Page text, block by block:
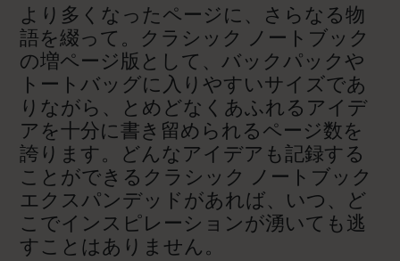
より多くなったページに、さらなる物
語を綴って。クラシック ノートブック
の増ページ版として、バックパックや
トートバッグに入りやすいサイズであ
りながら、とめどなくあふれるアイデ
アを十分に書き留められるページ数を
誇ります。どんなアイデアも記録する
ことができるクラシック ノートブック
エクスパンデッドがあれば、いつ、ど
こでインスピレーションが湧いても逃
すことはありません。